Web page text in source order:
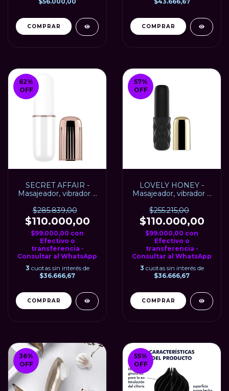
62%
OFF
SECRET AFFAIR -
Masajeador, vibrador y
- SATYSFYER - USB
$285.839,00
$110.000,00
$99.000,00 con
Efectivo o
transferencia -
Consultar al WhatsApp
3 cuotas sin interés de
$36.666,67
57%
OFF
LOVELY HONEY -
Masajeador, vibrador y
- SATYSFYER - USB
$255.215,00
$110.000,00
$99.000,00 con
Efectivo o
transferencia -
Consultar al WhatsApp
3 cuotas sin interés de
$36.666,67
36%
OFF
55%
OFF